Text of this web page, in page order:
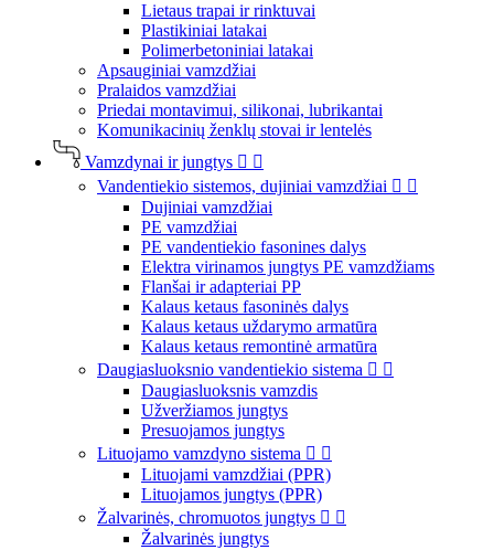
Lietaus trapai ir rinktuvai
Plastikiniai latakai
Polimerbetoniniai latakai
Apsauginiai vamzdžiai
Pralaidos vamzdžiai
Priedai montavimui, silikonai, lubrikantai
Komunikacinių ženklų stovai ir lentelės
Vamzdynai ir jungtys  
Vandentiekio sistemos, dujiniai vamzdžiai  
Dujiniai vamzdžiai
PE vamzdžiai
PE vandentiekio fasonines dalys
Elektra virinamos jungtys PE vamzdžiams
Flanšai ir adapteriai PP
Kalaus ketaus fasoninės dalys
Kalaus ketaus uždarymo armatūra
Kalaus ketaus remontinė armatūra
Daugiasluoksnio vandentiekio sistema  
Daugiasluoksnis vamzdis
Užveržiamos jungtys
Presuojamos jungtys
Lituojamo vamzdyno sistema  
Lituojami vamzdžiai (PPR)
Lituojamos jungtys (PPR)
Žalvarinės, chromuotos jungtys  
Žalvarinės jungtys